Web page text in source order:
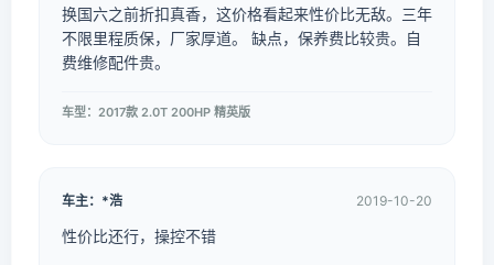
换国六之前折扣真香，这价格看起来性价比无敌。三年
不限里程质保，厂家厚道。 缺点，保养费比较贵。自
费维修配件贵。
车型：2017款 2.0T 200HP 精英版
车主：*浩 2019-10-20
性价比还行，操控不错